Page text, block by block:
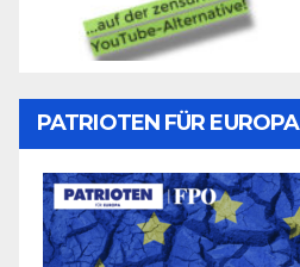
PATRIOTEN FÜR EUROPA